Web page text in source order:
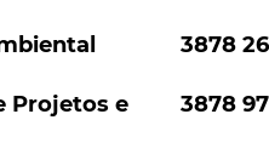
3878
Projetos e
3878